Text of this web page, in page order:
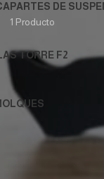
PARTES DE
1 Producto
TORRE F2